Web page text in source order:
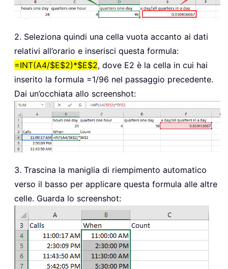
2. Seleziona quindi una cella vuota accanto ai dati
relativi all’orario e inserisci questa formula:
=INT(A4/$E$2)*$E$2, dove E2 è la cella in cui hai
inserito la formula =1/96 nel passaggio precedente.
Dai un’occhiata allo screenshot:
3. Trascina la maniglia di riempimento automatico
verso il basso per applicare questa formula alle altre
celle. Guarda lo screenshot: